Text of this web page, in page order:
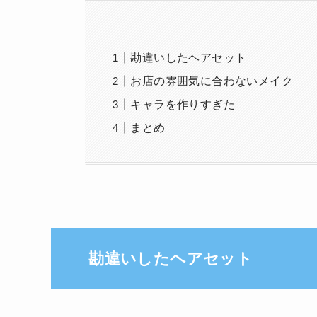
勘違いしたヘアセット
お店の雰囲気に合わないメイク
キャラを作りすぎた
まとめ
勘違いしたヘアセット